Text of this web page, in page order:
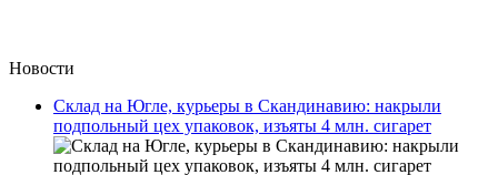
Новости
Склад на Югле, курьеры в Скандинавию: накрыли
подпольный цех упаковок, изъяты 4 млн. сигарет